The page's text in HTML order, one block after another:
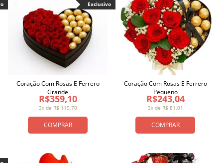
COMPRAR
3x de R$ 119,70
R$359,10
Coração Com Rosas E Ferrero
Grande
Exclusivo
COMPRAR
3x de R$ 81,01
R$243,04
Coração Com Rosas E Ferrero
Pequeno